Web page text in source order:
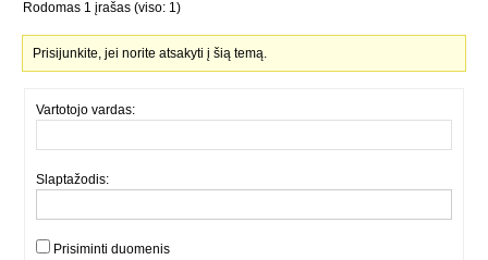
Rodomas 1 įrašas (viso: 1)
Prisijunkite, jei norite atsakyti į šią temą.
Vartotojo vardas:
Slaptažodis:
Prisiminti duomenis